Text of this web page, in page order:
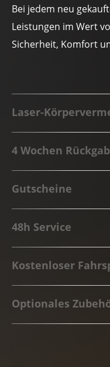
Bei jedem neu
Leistungen im Wert
Sicherheit, Komfort
Laser-
4 Wochen
Gutscheine
48h Service
Kostenloser
Optionales